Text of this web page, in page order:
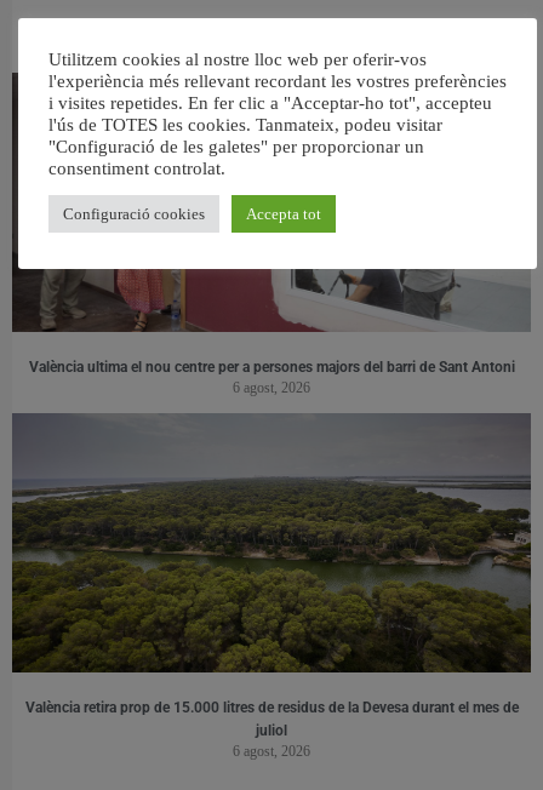
València ultima el nou centre per a persones majors del barri de Sant Antoni
6 agost, 2026
València retira prop de 15.000 litres de residus de la Devesa durant el mes de
juliol
6 agost, 2026
Utilitzem cookies al nostre lloc web per oferir-vos
l'experiència més rellevant recordant les vostres preferències
i visites repetides. En fer clic a "Acceptar-ho tot", accepteu
l'ús de TOTES les cookies. Tanmateix, podeu visitar
"Configuració de les galetes" per proporcionar un
consentiment controlat.
Configuració cookies Accepta tot